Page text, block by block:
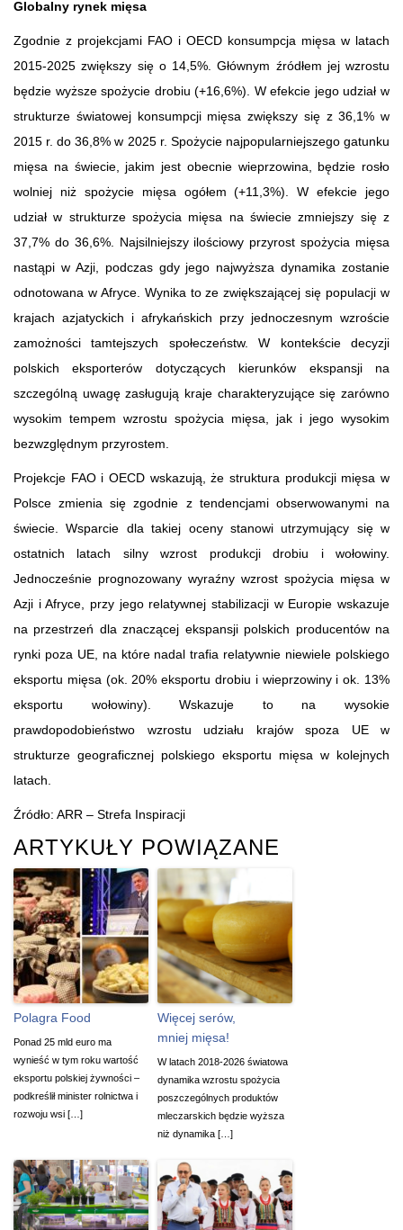
Globalny rynek mięsa
Zgodnie z projekcjami FAO i OECD konsumpcja mięsa w latach
2015-2025 zwiększy się o 14,5%. Głównym źródłem jej wzrostu
będzie wyższe spożycie drobiu (+16,6%). W efekcie jego udział w
strukturze światowej konsumpcji mięsa zwiększy się z 36,1% w
2015 r. do 36,8% w 2025 r. Spożycie najpopularniejszego gatunku
mięsa na świecie, jakim jest obecnie wieprzowina, będzie rosło
wolniej niż spożycie mięsa ogółem (+11,3%). W efekcie jego
udział w strukturze spożycia mięsa na świecie zmniejszy się z
37,7% do 36,6%. Najsilniejszy ilościowy przyrost spożycia mięsa
nastąpi w Azji, podczas gdy jego najwyższa dynamika zostanie
odnotowana w Afryce. Wynika to ze zwiększającej się populacji w
krajach azjatyckich i afrykańskich przy jednoczesnym wzroście
zamożności tamtejszych społeczeństw. W kontekście decyzji
polskich eksporterów dotyczących kierunków ekspansji na
szczególną uwagę zasługują kraje charakteryzujące się zarówno
wysokim tempem wzrostu spożycia mięsa, jak i jego wysokim
bezwzględnym przyrostem.
Projekcje FAO i OECD wskazują, że struktura produkcji mięsa w
Polsce zmienia się zgodnie z tendencjami obserwowanymi na
świecie. Wsparcie dla takiej oceny stanowi utrzymujący się w
ostatnich latach silny wzrost produkcji drobiu i wołowiny.
Jednocześnie prognozowany wyraźny wzrost spożycia mięsa w
Azji i Afryce, przy jego relatywnej stabilizacji w Europie wskazuje
na przestrzeń dla znaczącej ekspansji polskich producentów na
rynki poza UE, na które nadal trafia relatywnie niewiele polskiego
eksportu mięsa (ok. 20% eksportu drobiu i wieprzowiny i ok. 13%
eksportu wołowiny). Wskazuje to na wysokie
prawdopodobieństwo wzrostu udziału krajów spoza UE w
strukturze geograficznej polskiego eksportu mięsa w kolejnych
latach.
Źródło: ARR – Strefa Inspiracji
ARTYKUŁY POWIĄZANE
Polagra Food
Ponad 25 mld euro ma
wynieść w tym roku wartość
eksportu polskiej żywności –
podkreślił minister rolnictwa i
rozwoju wsi […]
Więcej serów,
mniej mięsa!
W latach 2018-2026 światowa
dynamika wzrostu spożycia
poszczególnych produktów
mleczarskich będzie wyższa
niż dynamika […]